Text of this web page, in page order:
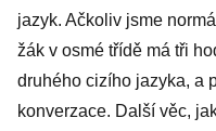
jazyk. Ačkoliv jsme
žák v osmé třídě má tři
druhého cizího jazyka, a
konverzace. Další věc,